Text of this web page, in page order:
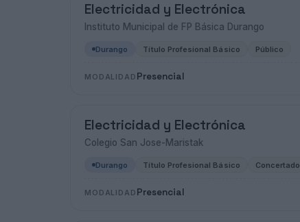
Electricidad y Electrónica
Instituto Municipal de FP Básica Durango
Durango Título Profesional Básico Público
MODALIDAD Presencial
Electricidad y Electrónica
Colegio San Jose-Maristak
Durango Título Profesional Básico Concertado
MODALIDAD Presencial